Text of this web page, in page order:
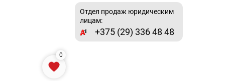
Отдел продаж юридическим
лицам:
+375 (29) 336 48 48
0